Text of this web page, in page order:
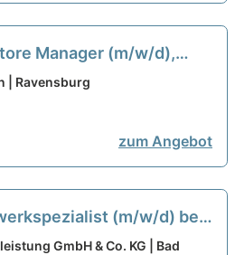
Manager (m/w/d),
Ravensburg (m/w/d)
| Ravensburg
zum Angebot
(m/w/d) bei
GmbHGmbH & Co. KG | Bad